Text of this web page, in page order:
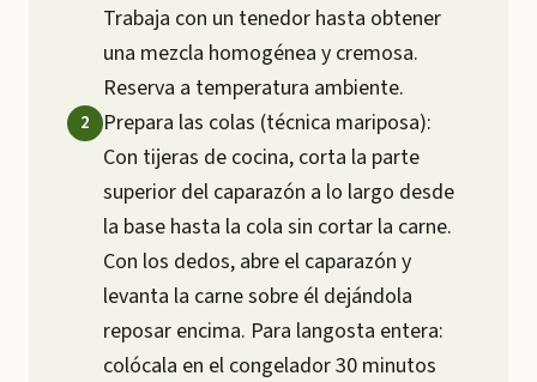
Trabaja con un tenedor hasta obtener
una mezcla homogénea y cremosa.
Reserva a temperatura ambiente.
Prepara las colas (técnica mariposa):
Con tijeras de cocina, corta la parte
superior del caparazón a lo largo desde
la base hasta la cola sin cortar la carne.
Con los dedos, abre el caparazón y
levanta la carne sobre él dejándola
reposar encima. Para langosta entera:
colócala en el congelador 30 minutos